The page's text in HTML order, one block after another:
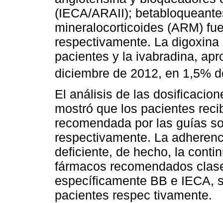
(IECA/ARAII);
mineralocorticoides (ARM)
respectivamente. La
pacientes y la ivabradina,
diciembre de 2012, en 1,5%
El análisis de las
mostró que los pacientes
recomendada por las guías
respectivamente. La
deficiente, de hecho, la
fármacos recomendados
específicamente BB e IECA,
pacientes respec tivamente.